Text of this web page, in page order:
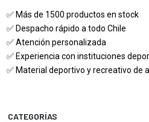
✅ Más de 1500 productos en stock
✅ Despacho rápido a todo Chile
✅ Atención personalizada
✅ Experiencia con instituciones
✅ Material deportivo y recreativo de
CATEGORÍAS